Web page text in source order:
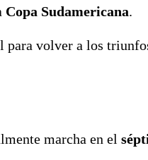
Copa Sudamericana.
volver a los
marcha en el